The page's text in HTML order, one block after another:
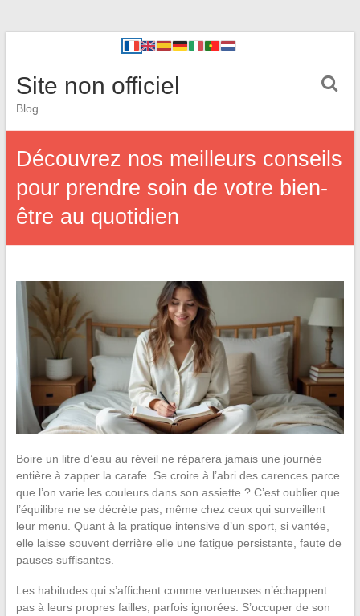
Site non officiel
Blog
Découvrez nos meilleurs conseils
pour prendre soin de votre bien-
être au quotidien
Boire un litre d’eau au réveil ne réparera jamais une journée
entière à zapper la carafe. Se croire à l’abri des carences parce
que l’on varie les couleurs dans son assiette ? C’est oublier que
l’équilibre ne se décrète pas, même chez ceux qui surveillent
leur menu. Quant à la pratique intensive d’un sport, si vantée,
elle laisse souvent derrière elle une fatigue persistante, faute de
pauses suffisantes.
Les habitudes qui s’affichent comme vertueuses n’échappent
pas à leurs propres failles, parfois ignorées. S’occuper de son